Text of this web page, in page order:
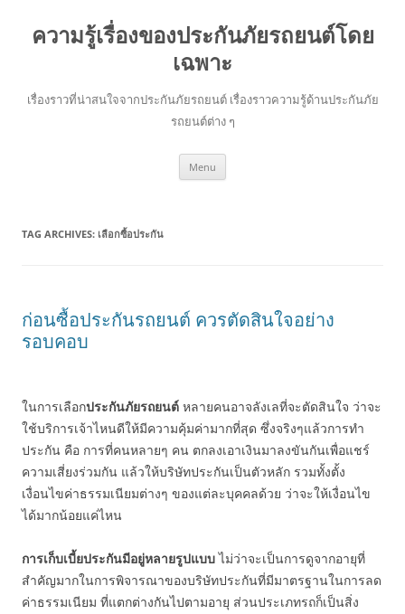
ความรู้เรื่องของประกันภัยรถยนต์โดย
เฉพาะ
เรื่องราวที่น่าสนใจจากประกันภัยรถยนต์ เรื่องราวความรู้ด้านประกันภัย
รถยนต์ต่าง ๆ
Menu
TAG ARCHIVES: เลือกซื้อประกัน
ก่อนซื้อประกันรถยนต์ ควรตัดสินใจอย่าง
รอบคอบ
ในการเลือกประกันภัยรถยนต์ หลายคนอาจลังเลที่จะตัดสินใจ ว่าจะ
ใช้บริการเจ้าไหนดีให้มีความคุ้มค่ามากที่สุด ซึ่งจริงๆแล้วการทำ
ประกัน คือ การที่คนหลายๆ คน ตกลงเอาเงินมาลงขันกันเพื่อแชร์
ความเสี่ยงร่วมกัน แล้วให้บริษัทประกันเป็นตัวหลัก รวมทั้งตั้ง
เงื่อนไขค่าธรรมเนียมต่างๆ ของแต่ละบุคคลด้วย ว่าจะให้เงื่อนไข
ได้มากน้อยแค่ไหน
การเก็บเบี้ยประกันมีอยู่หลายรูปแบบไม่ว่าจะเป็นการดูจากอายุที่
สำคัญมากในการพิจารณาของบริษัทประกันที่มีมาตรฐานในการลด
ค่าธรรมเนียม ที่แตกต่างกันไปตามอายุ ส่วนประเภทรถก็เป็นสิ่ง